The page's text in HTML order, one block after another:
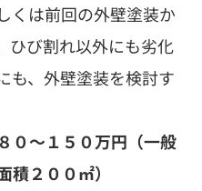
くは前回の外壁塗装か
ひび割れ以外にも劣化
も、外壁塗装を検討す
０～１５０万円（一般
２００㎡）